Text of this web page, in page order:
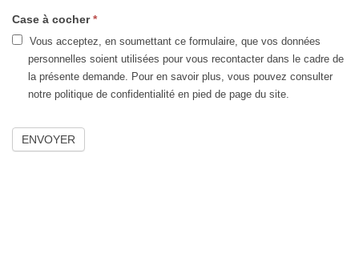
Case à cocher*
Vous acceptez, en soumettant ce formulaire, que vos données
personnelles soient utilisées pour vous recontacter dans le cadre de
la présente demande. Pour en savoir plus, vous pouvez consulter
notre politique de confidentialité en pied de page du site.
ENVOYER